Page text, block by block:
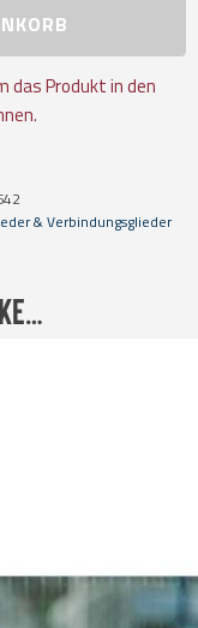
das Produkt in den
& Verbindungsglieder